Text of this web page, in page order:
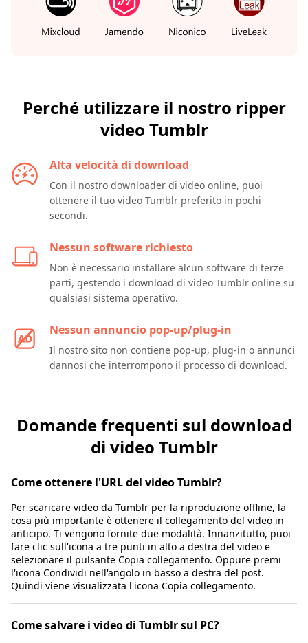
Perché utilizzare il nostro ripper
video Tumblr
Alta velocità di download
Con il nostro downloader di video online, puoi
ottenere il tuo video Tumblr preferito in pochi
secondi.
Nessun software richiesto
Non è necessario installare alcun software di terze
parti, gestendo i download di video Tumblr online su
qualsiasi sistema operativo.
Nessun annuncio pop-up/plug-in
Il nostro sito non contiene pop-up, plug-in o annunci
dannosi che interrompono il processo di download.
Domande frequenti sul download
di video Tumblr
Come ottenere l'URL del video Tumblr?
Per scaricare video da Tumblr per la riproduzione offline, la
cosa più importante è ottenere il collegamento del video in
anticipo. Ti vengono fornite due modalità. Innanzitutto, puoi
fare clic sull'icona a tre punti in alto a destra del video e
selezionare il pulsante Copia collegamento. Oppure premi
l'icona Condividi nell'angolo in basso a destra del post.
Quindi viene visualizzata l'icona Copia collegamento.
Come salvare i video di Tumblr sul PC?